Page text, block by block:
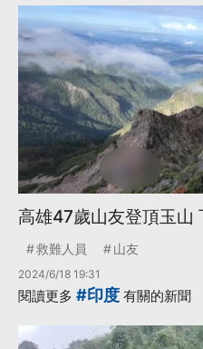
高雄47歲山友登頂玉山
救難人員 山友
2024/6/18 19:31
閱讀更多 #印度 有關的新聞